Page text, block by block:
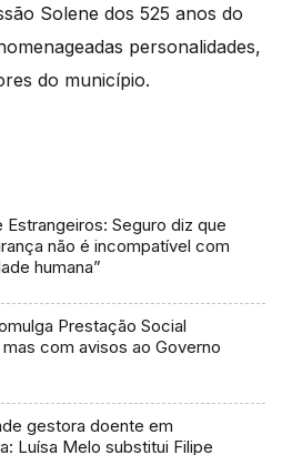
Solene dos 525 anos do
personalidades,
do município.
Estrangeiros: Seguro diz que
não é incompatível com
humana”
Prestação Social
mas com avisos ao Governo
gestora doente em
Luísa Melo substitui Filipe